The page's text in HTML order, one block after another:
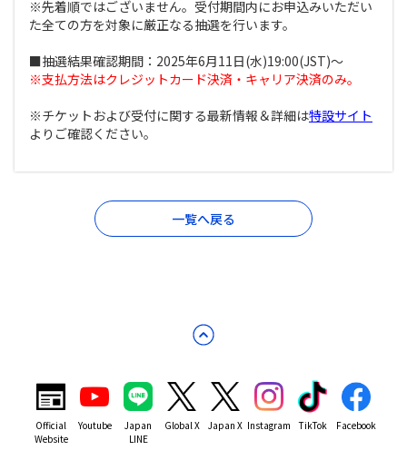
※先着順ではございません。受付期間内にお申込みいただい
た全ての方を対象に厳正なる抽選を行います。
■抽選結果確認期間：2025年6月11日(水)19:00(JST)～
※支払方法はクレジットカード決済・キャリア決済のみ。
※チケットおよび受付に関する最新情報＆詳細は特設サイト
よりご確認ください。
一覧へ戻る
Official
Website
Youtube
Japan
LINE
Global X Japan X Instagram TikTok Facebook